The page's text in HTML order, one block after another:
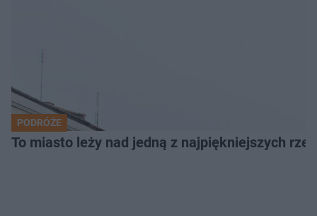
PODRÓŻE
To miasto leży nad jedną z najpiękniejszych